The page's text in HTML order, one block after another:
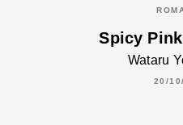
Spicy
Wataru
20/